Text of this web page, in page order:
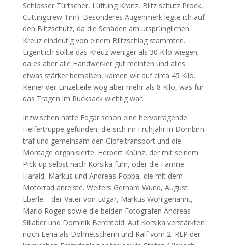
Schlosser Türtscher, Lüftung Kranz, Blitz schutz Prock,
Cuttingcrew Tim). Besonderes Augenmerk legte ich auf
den Blitzschutz, da die Schäden am ursprünglichen
Kreuz eindeutig von einem Blitzschlag stammten.
Eigentlich sollte das Kreuz weniger als 30 Kilo wiegen,
da es aber alle Handwerker gut meinten und alles
etwas stärker bemaßen, kamen wir auf circa 45 Kilo.
Keiner der Einzelteile wog aber mehr als 8 Kilo, was für
das Tragen im Rucksack wichtig war.
Inzwischen hatte Edgar schon eine hervorragende
Helfertruppe gefunden, die sich im Frühjahr in Dornbirn
traf und gemeinsam den Gipfeltransport und die
Montage organisierte: Herbert Knünz, der mit seinem
Pick-up selbst nach Korsika fuhr, oder die Familie
Harald, Markus und Andreas Poppa, die mit dem
Motorrad anreiste. Weiters Gerhard Wund, August
Eberle – der Vater von Edgar, Markus Wohlgenannt,
Mario Rogen sowie die beiden Fotografen Andreas
Sillaber und Dominik Berchtold. Auf Korsika verstärkten
noch Lena als Dolmetscherin und Ralf vom 2. REP der